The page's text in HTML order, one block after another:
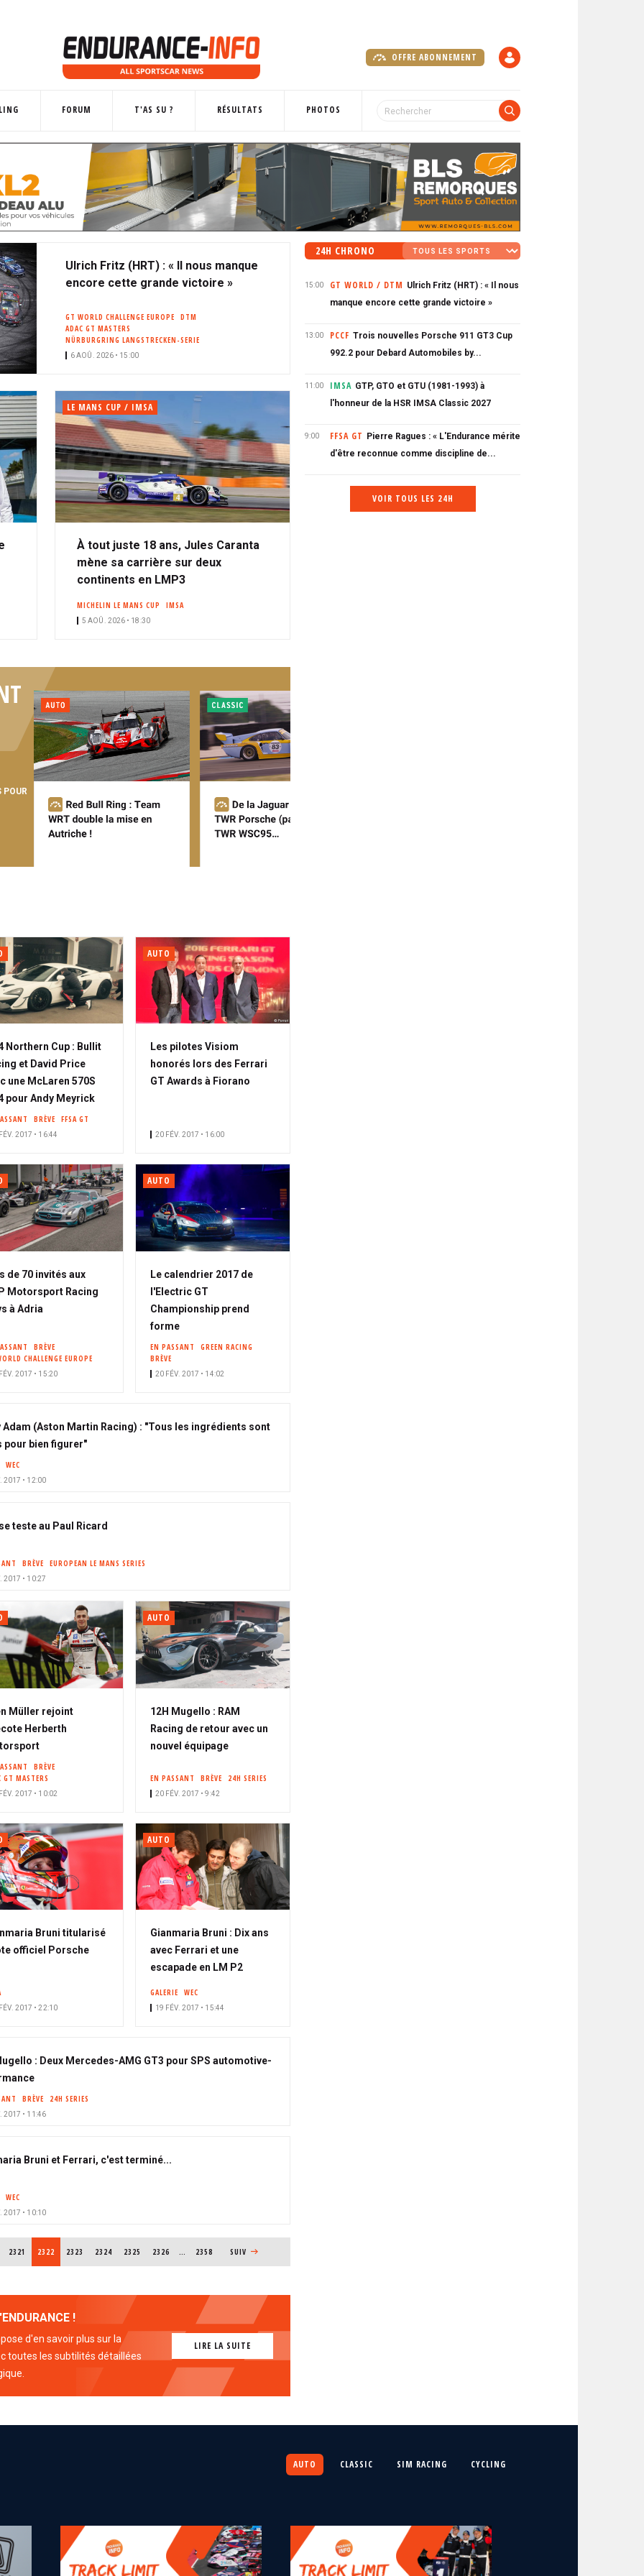
OFFRE ABONNEMENT
FORUM T'AS SU ? RÉSULTATS PHOTOS
Ulrich Fritz (HRT) : « Il nous manque
encore cette grande victoire »
GT WORLD CHALLENGE EUROPE
DTM
ADAC GT MASTERS
NÜRBURGRING LANGSTRECKEN-SERIE
6 AOÛ. 2026 • 15:00
LE MANS CUP / IMSA
À tout juste 18 ans, Jules Caranta
mène sa carrière sur deux
continents en LMP3
MICHELIN LE MANS CUP IMSA
5 AOÛ. 2026 • 18:30
POUR
Northern Cup : Bullit
et David Price
une McLaren 570S
pour Andy Meyrick
BRÈVE FFSA GT
2017 • 16:44
AUTO
Les pilotes Visiom
honorés lors des Ferrari
GT Awards à Fiorano
20 FÉV. 2017 • 16:00
de 70 invités aux
Motorsport Racing
à Adria
BRÈVE
CHALLENGE EUROPE
2017 • 15:20
AUTO
Le calendrier 2017 de
l'Electric GT
Championship prend
forme
EN PASSANT
GREEN RACING
BRÈVE
20 FÉV. 2017 • 14:02
Adam (Aston Martin Racing) : "Tous les ingrédients sont
pour bien figurer"
WEC
2017 • 12:00
teste au Paul Ricard
BRÈVE EUROPEAN LE MANS SERIES
2017 • 10:27
Müller rejoint
Herberth
BRÈVE
GT MASTERS
2017 • 10:02
AUTO
12H Mugello : RAM
Racing de retour avec un
nouvel équipage
EN PASSANT BRÈVE 24H SERIES
20 FÉV. 2017 • 9:42
Bruni titularisé
officiel Porsche
2017 • 22:10
AUTO
Gianmaria Bruni : Dix ans
avec Ferrari et une
escapade en LM P2
GALERIE WEC
19 FÉV. 2017 • 15:44
: Deux Mercedes-AMG GT3 pour SPS automotive-
BRÈVE 24H SERIES
2017 • 11:46
Bruni et Ferrari, c'est terminé...
WEC
2017 • 10:10
PAGE
2321 PAGE COURANTE
2322 PAGE
2323 PAGE
2324 PAGE
2325 PAGE
2326 … 2358 PAGE SUIVANTE
SUIV
!
d'en savoir plus sur la
toutes les subtilités détaillées
LIRE LA SUITE
24H CHRONO
15:00 GT WORLD / DTM Ulrich Fritz (HRT) : « Il nous
manque encore cette grande victoire »
13:00 PCCF Trois nouvelles Porsche 911 GT3 Cup
992.2 pour Debard Automobiles by...
11:00 IMSA GTP, GTO et GTU (1981-1993) à
l'honneur de la HSR IMSA Classic 2027
9:00 FFSA GT Pierre Ragues : « L'Endurance mérite
d'être reconnue comme discipline de...
VOIR TOUS LES 24H
AUTO CLASSIC SIM RACING CYCLING